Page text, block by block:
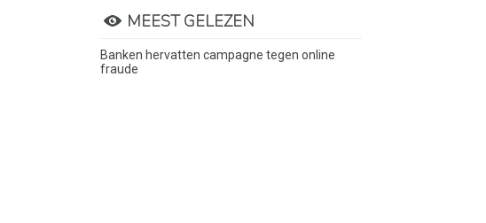
MEEST GELEZEN
Banken hervatten campagne tegen online
fraude